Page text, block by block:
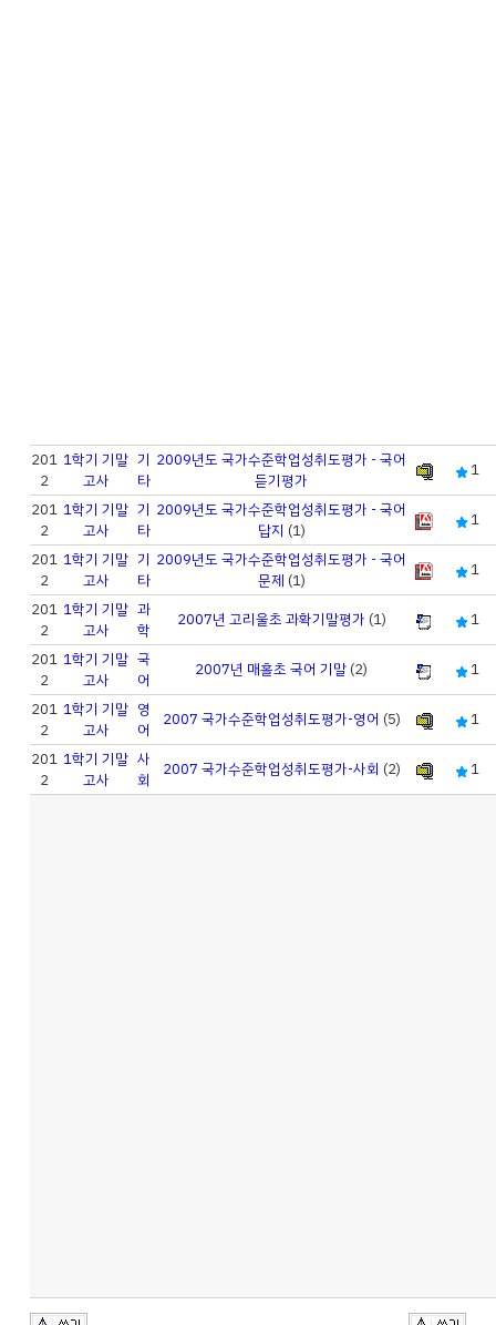
201
2
1학기 기말
고사
기
타
2009년도 국가수준학업성취도평가 - 국어
듣기평가
1
201
2
1학기 기말
고사
기
타
2009년도 국가수준학업성취도평가 - 국어
답지 (1)
1
201
2
1학기 기말
고사
기
타
2009년도 국가수준학업성취도평가 - 국어
문제 (1)
1
201
2
1학기 기말
고사
과
학
2007년 고리울초 과확기말평가 (1)
1
201
2
1학기 기말
고사
국
어
2007년 매홀초 국어 기말 (2)
1
201
2
1학기 기말
고사
영
어
2007 국가수준학업성취도평가-영어 (5)
1
201
2
1학기 기말
고사
사
회
2007 국가수준학업성취도평가-사회 (2) 1